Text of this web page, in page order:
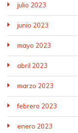
julio 2023
junio 2023
mayo 2023
abril 2023
marzo 2023
febrero 2023
enero 2023